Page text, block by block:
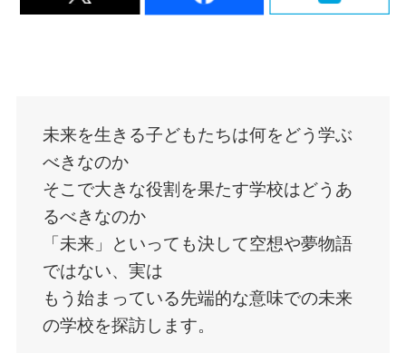
未来を生きる子どもたちは何をどう学ぶ
べきなのか
そこで大きな役割を果たす学校はどうあ
るべきなのか
「未来」といっても決して空想や夢物語
ではない、実は
もう始まっている先端的な意味での未来
の学校を探訪します。